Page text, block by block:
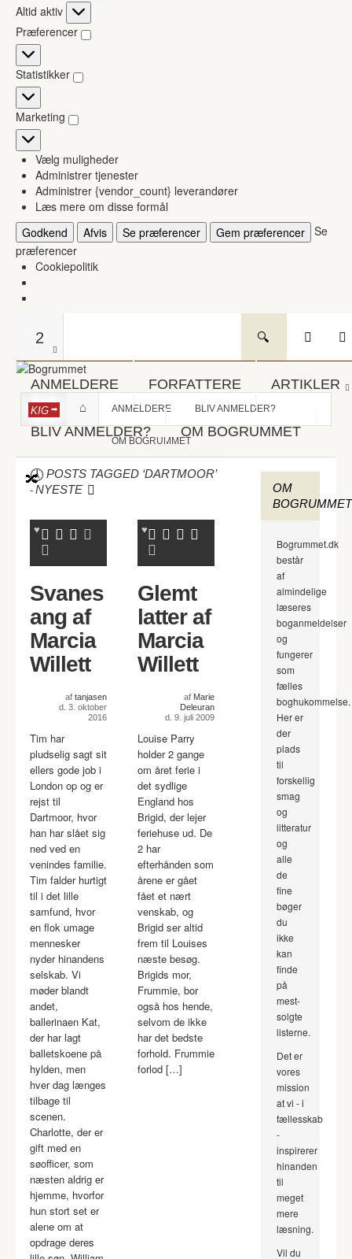
Funktionsdygtig
Altid aktiv
Præferencer
Præferencer
Statistikker
Statistikker
Marketing
Marketing
Vælg muligheder
Administrer tjenester
Administrer {vendor_count} leverandører
Læs mere om disse formål
Godkend
Afvis Se præferencer Gem præferencer Se
præferencer
Cookiepolitik
2
ANMELDERE FORFATTERE ARTIKLER
BLIV ANMELDER? OM BOGRUMMET
KIG ANMELDERE BLIV ANMELDER?
OM BOGRUMMET
POSTS TAGGED ‘DARTMOOR’
-NYESTE
Svanes
ang af
Marcia
Willett
af tanjasen
d. 3. oktober
2016
Tim har
pludselig sagt sit
ellers gode job i
London op og er
rejst til
Dartmoor, hvor
han har slået sig
ned ved en
venindes familie.
Tim falder hurtigt
til i det lille
samfund, hvor
en flok umage
mennesker
nyder hinandens
selskab. Vi
møder blandt
andet,
ballerinaen Kat,
der har lagt
balletskoene på
hylden, men
hver dag længes
tilbage til
scenen.
Charlotte, der er
gift med en
søofficer, som
næsten aldrig er
hjemme, hvorfor
hun stort set er
alene om at
opdrage deres
Glemt
latter af
Marcia
Willett
af Marie
Deleuran
d. 9. juli 2009
Louise Parry
holder 2 gange
om året ferie i
det sydlige
England hos
Brigid, der lejer
feriehuse ud. De
2 har
efterhånden som
årene er gået
fået et nært
venskab, og
Brigid ser altid
frem til Louises
næste besøg.
Brigids mor,
Frummie, bor
også hos hende,
selvom de ikke
har det bedste
forhold. Frummie
forlod […]
OM
BOGRUMMET
Bogrummet.dk
består
af
almindelige
læseres
boganmeldelser
og
fungerer
som
fælles
boghukommelse.
Her er
der
plads
til
forskellig
smag
og
litteratur
og
alle
de
fine
bøger
du
ikke
kan
finde
på
mest-
solgte
listerne.
Det er
vores
mission
at vi - i
fællesskab
-
inspirerer
hinanden
til
meget
mere
læsning.
Vil du